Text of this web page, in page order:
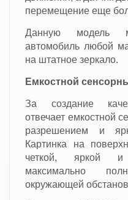
перемещение еще
Данную модель
автомобиль любой
на штатное зеркало.
Емкостной
За создание
отвечает емкостной
разрешением и
Картинка на
четкой, яркой и
максимально
окружающей